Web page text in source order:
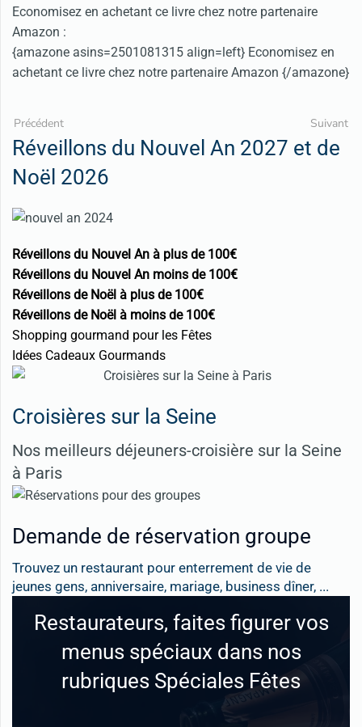
Economisez en achetant ce livre chez notre partenaire
Amazon :
{amazone asins=2501081315 align=left} Economisez en
achetant ce livre chez notre partenaire Amazon {/amazone}
Précédent Suivant
Réveillons du Nouvel An 2027 et de
Noël 2026
Réveillons du Nouvel An à plus de 100€
Réveillons du Nouvel An moins de 100€
Réveillons de Noël à plus de 100€
Réveillons de Noël à moins de 100€
Shopping gourmand pour les Fêtes
Idées Cadeaux Gourmands
Croisières sur la Seine
Nos meilleurs déjeuners-croisière sur la Seine
à Paris
Demande de réservation groupe
Trouvez un restaurant pour enterrement de vie de
jeunes gens, anniversaire, mariage, business dîner, ...
Restaurateurs, faites figurer vos
menus spéciaux dans nos
rubriques Spéciales Fêtes